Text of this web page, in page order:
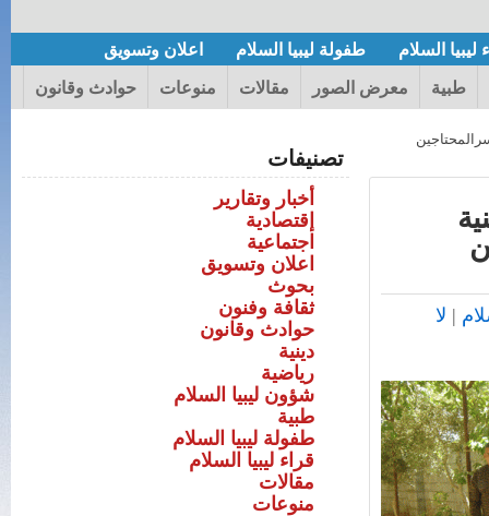
الزوي بنجاح بكلية التربية بنغازي، قسم الإرشاد
ليبيا السلام طفولة ليبيا السلام اعلان وتسويق
طبية معرض الصور مقالات منوعات حوادث وقانون
تصنيفات
أخبار وتقارير
إقتصادية
اجتماعية
اعلان وتسويق
بحوث
ثقافة وفنون
حوادث وقانون
دينية
رياضية
شؤون ليبيا السلام
طبية
طفولة ليبيا السلام
قراء ليبيا السلام
مقالات
منوعات
| لا